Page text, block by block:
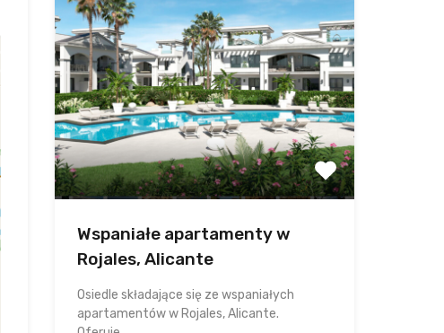
Wspaniałe apartamenty w
Rojales, Alicante
Osiedle składające się ze wspaniałych
apartamentów w Rojales, Alicante.